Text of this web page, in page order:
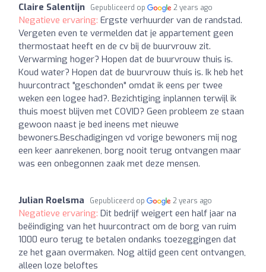
Claire Salentijn Gepubliceerd op 2 years ago
Negatieve ervaring: Ergste verhuurder van de randstad.
Vergeten even te vermelden dat je appartement geen
thermostaat heeft en de cv bij de buurvrouw zit.
Verwarming hoger? Hopen dat de buurvrouw thuis is.
Koud water? Hopen dat de buurvrouw thuis is. Ik heb het
huurcontract "geschonden" omdat ik eens per twee
weken een logee had?. Bezichtiging inplannen terwijl ik
thuis moest blijven met COVID? Geen probleem ze staan
gewoon naast je bed ineens met nieuwe
bewoners.Beschadigingen vd vorige bewoners mij nog
een keer aanrekenen, borg nooit terug ontvangen maar
was een onbegonnen zaak met deze mensen.
Julian Roelsma Gepubliceerd op 2 years ago
Negatieve ervaring: Dit bedrijf weigert een half jaar na
beëindiging van het huurcontract om de borg van ruim
1000 euro terug te betalen ondanks toezeggingen dat
ze het gaan overmaken. Nog altijd geen cent ontvangen,
alleen loze beloftes